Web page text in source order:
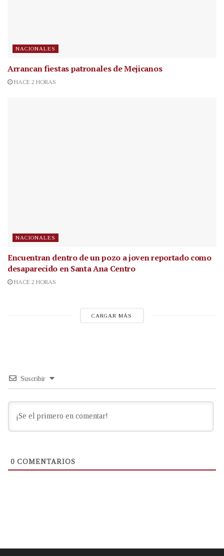
NACIONALES
Arrancan fiestas patronales de Mejicanos
HACE 2 HORAS
NACIONALES
Encuentran dentro de un pozo a joven reportado como
desaparecido en Santa Ana Centro
HACE 2 HORAS
CARGAR MÁS
Suscribir
0 COMENTARIOS